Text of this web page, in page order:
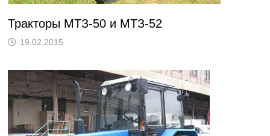
Тракторы МТЗ-50 и МТЗ-52
19.02.2015